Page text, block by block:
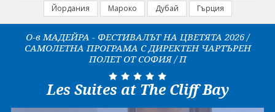
За нас
Форма за запитване
Контакти
Условия за записване
Документи
Йордания
Мароко Дубай Гърция
О-в МАДЕЙРА - ФЕСТИВАЛЪТ НА ЦВЕТЯТА 2026 /
САМОЛЕТНА ПРОГРАМА С ДИРЕКТЕН ЧАРТЪРЕН
ПОЛЕТ ОТ СОФИЯ / П
Les Suites at The Cliff Bay